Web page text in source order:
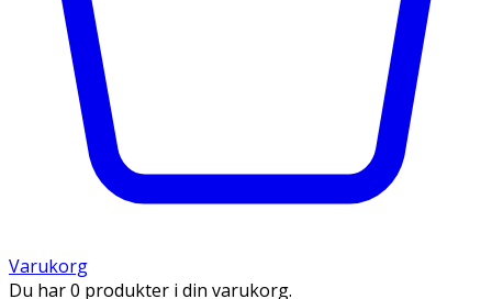
Varukorg
Du har 0 produkter i din varukorg.